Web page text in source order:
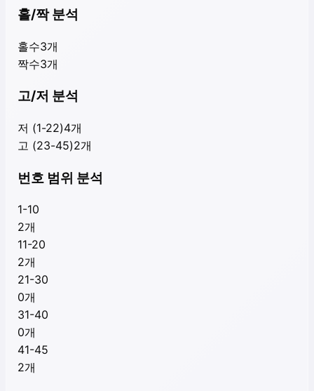
홀/짝 분석
홀수3개
짝수3개
고/저 분석
저 (1-22)4개
고 (23-45)2개
번호 범위 분석
1-10
2개
11-20
2개
21-30
0개
31-40
0개
41-45
2개